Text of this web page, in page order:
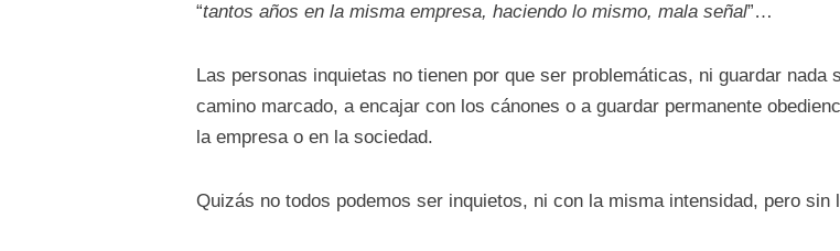
“tantos años en la misma empresa, haciendo lo mismo, mala señal”…
Las personas inquietas no tienen por que ser problemáticas, ni guardar
camino marcado, a encajar con los cánones o a guardar permanente
la empresa o en la sociedad.
Quizás no todos podemos ser inquietos, ni con la misma intensidad, pero